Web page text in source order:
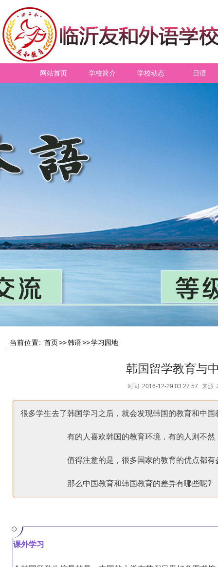
网站首页 学校简介 学校动态 日语
当前位置: 首页>>韩语>>学习园地
韩国留学教育与
时间: 2016-12-29 03:27:57 来源:
很多学生去了韩国学习之后，就会发现韩国的教育和中国
有的人喜欢韩国的教育环境，有的人则不然，
值得注意的是，很多国家的教育的优点都有
			那么中国教育和韩国教育的差异有哪些呢?
课外学习